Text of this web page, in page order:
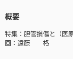
概要
特集：胆管損傷と（医
画：遠藤 格